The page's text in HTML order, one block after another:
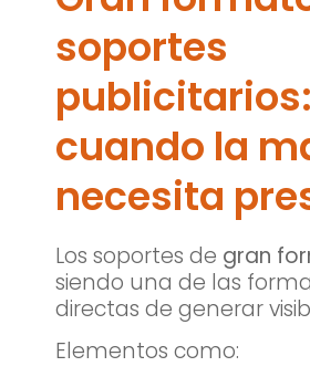
soportes
publicitarios:
cuando la
necesita
Los soportes de gran
siendo una de las
directas de generar
Elementos como: